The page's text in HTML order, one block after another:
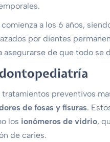
a los 6 años,
por dientes
de que todo se
tratamientos preventivos
de fosas y fisuras.
los ionómeros de vidrio,
de caries.